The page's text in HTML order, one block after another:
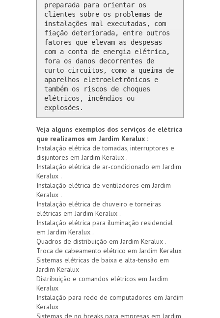
preparada para orientar os
clientes sobre os problemas de
instalações mal executadas, com
fiação deteriorada, entre outros
fatores que elevam as despesas
com a conta de energia elétrica,
fora os danos decorrentes de
curto-circuitos, como a queima de
aparelhos eletroeletrônicos e
também os riscos de choques
elétricos, incêndios ou
explosões.
Veja alguns exemplos dos serviços de elétrica
que realizamos em Jardim Keralux :
Instalação elétrica de tomadas, interruptores e
disjuntores em Jardim Keralux .
Instalação elétrica de ar-condicionado em Jardim
Keralux .
Instalação elétrica de ventiladores em Jardim
Keralux .
Instalação elétrica de chuveiro e torneiras
elétricas em Jardim Keralux .
Instalação elétrica para iluminação residencial
em Jardim Keralux .
Quadros de distribuição em Jardim Keralux .
Troca de cabeamento elétrico em Jardim Keralux
Sistemas elétricas de baixa e alta-tensão em
Jardim Keralux
Distribuição e comandos elétricos em Jardim
Keralux
Instalação para rede de computadores em Jardim
Keralux
Sistemas de no breaks para empresas em Jardim